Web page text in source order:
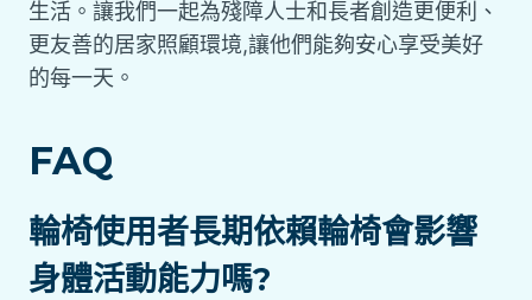
生活。讓我們一起為殘障人士和長者創造更便利、
更友善的居家照顧環境,讓他們能夠安心享受美好
的每一天。
FAQ
輪椅使用者長期依賴輪椅會影響
身體活動能力嗎?